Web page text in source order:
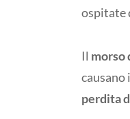
ospitate
Il morso
causano
perdita